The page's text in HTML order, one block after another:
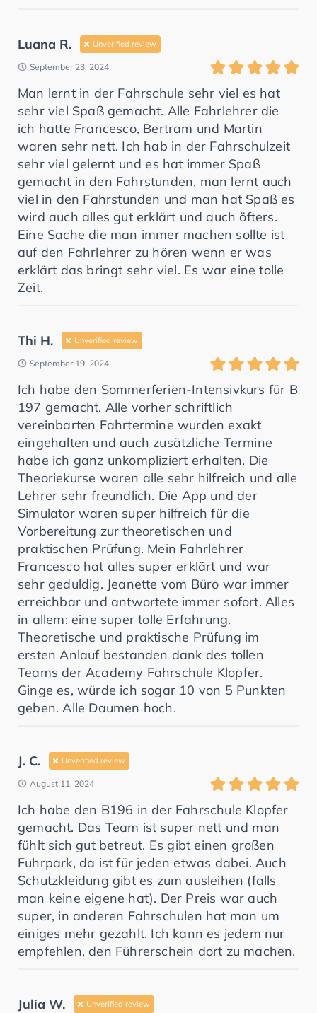
Luana R. Unverified review
September 23, 2024
Man lernt in der Fahrschule sehr viel es hat
sehr viel Spaß gemacht. Alle Fahrlehrer die
ich hatte Francesco, Bertram und Martin
waren sehr nett. Ich hab in der Fahrschulzeit
sehr viel gelernt und es hat immer Spaß
gemacht in den Fahrstunden, man lernt auch
viel in den Fahrstunden und man hat Spaß es
wird auch alles gut erklärt und auch öfters.
Eine Sache die man immer machen sollte ist
auf den Fahrlehrer zu hören wenn er was
erklärt das bringt sehr viel. Es war eine tolle
Zeit.
Thi H. Unverified review
September 19, 2024
Ich habe den Sommerferien-Intensivkurs für B
197 gemacht. Alle vorher schriftlich
vereinbarten Fahrtermine wurden exakt
eingehalten und auch zusätzliche Termine
habe ich ganz unkompliziert erhalten. Die
Theoriekurse waren alle sehr hilfreich und alle
Lehrer sehr freundlich. Die App und der
Simulator waren super hilfreich für die
Vorbereitung zur theoretischen und
praktischen Prüfung. Mein Fahrlehrer
Francesco hat alles super erklärt und war
sehr geduldig. Jeanette vom Büro war immer
erreichbar und antwortete immer sofort. Alles
in allem: eine super tolle Erfahrung.
Theoretische und praktische Prüfung im
ersten Anlauf bestanden dank des tollen
Teams der Academy Fahrschule Klopfer.
Ginge es, würde ich sogar 10 von 5 Punkten
geben. Alle Daumen hoch.
J. C. Unverified review
August 11, 2024
Ich habe den B196 in der Fahrschule Klopfer
gemacht. Das Team ist super nett und man
fühlt sich gut betreut. Es gibt einen großen
Fuhrpark, da ist für jeden etwas dabei. Auch
Schutzkleidung gibt es zum ausleihen (falls
man keine eigene hat). Der Preis war auch
super, in anderen Fahrschulen hat man um
einiges mehr gezahlt. Ich kann es jedem nur
empfehlen, den Führerschein dort zu machen.
Julia W. Unverified review